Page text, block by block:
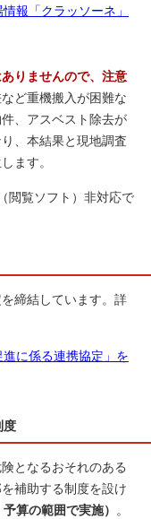
報「クラッソーネ」
りませんので、注意
ど重機搬入が困難な
、アスベスト除去が
、本結果と現地調査
ます。
閲覧ソフト）非対応で
締結しています。詳
に係る連携協定」を
度
となるおそれのある
補助する制度を設け
算の範囲で実施） 。